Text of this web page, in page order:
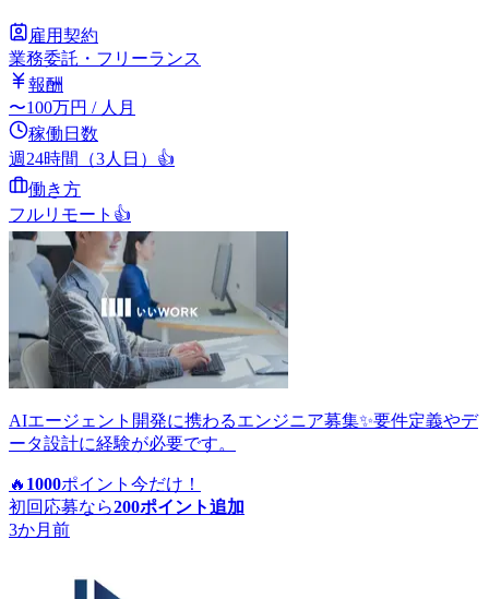
雇用契約
業務委託・フリーランス
報酬
〜100万円 / 人月
稼働日数
週24時間（3人日） 👍
働き方
フルリモート 👍
AIエージェント開発に携わるエンジニア募集✨要件定義やデ
ータ設計に経験が必要です。
🔥 1000ポイント 今だけ！
初回応募なら200ポイント追加
3か月前